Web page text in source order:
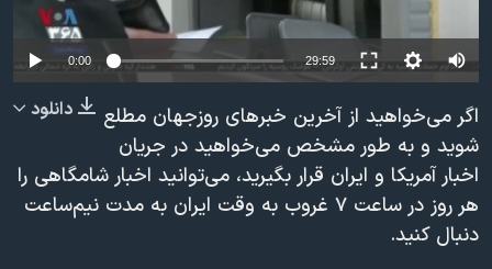
فرهنگ و زندگی
حقوق شهروندی
علم و فناوری
اسرائیل در جنگ
گالری عکس
مستندها
انتخابات ریاست جمهوری آمریکا ۲۰۲۴
رمز مهسا
ورزش زنان در ایران
اعتراضات زن، زندگی، آزادی
دنبال کنید
زبانهای مختلف
0:00 29:59
دانلود
اگر می‌خواهید از آخرین خبرهای روزجهان مطلع
شوید و به طور مشخص می‌خواهید در جریان
اخبار آمریکا و ایران قرار بگیرید، می‌توانید اخبار شامگاهی را
هر روز در ساعت ۷ غروب به وقت ایران به مدت نیم‌ساعت
دنبال کنید.